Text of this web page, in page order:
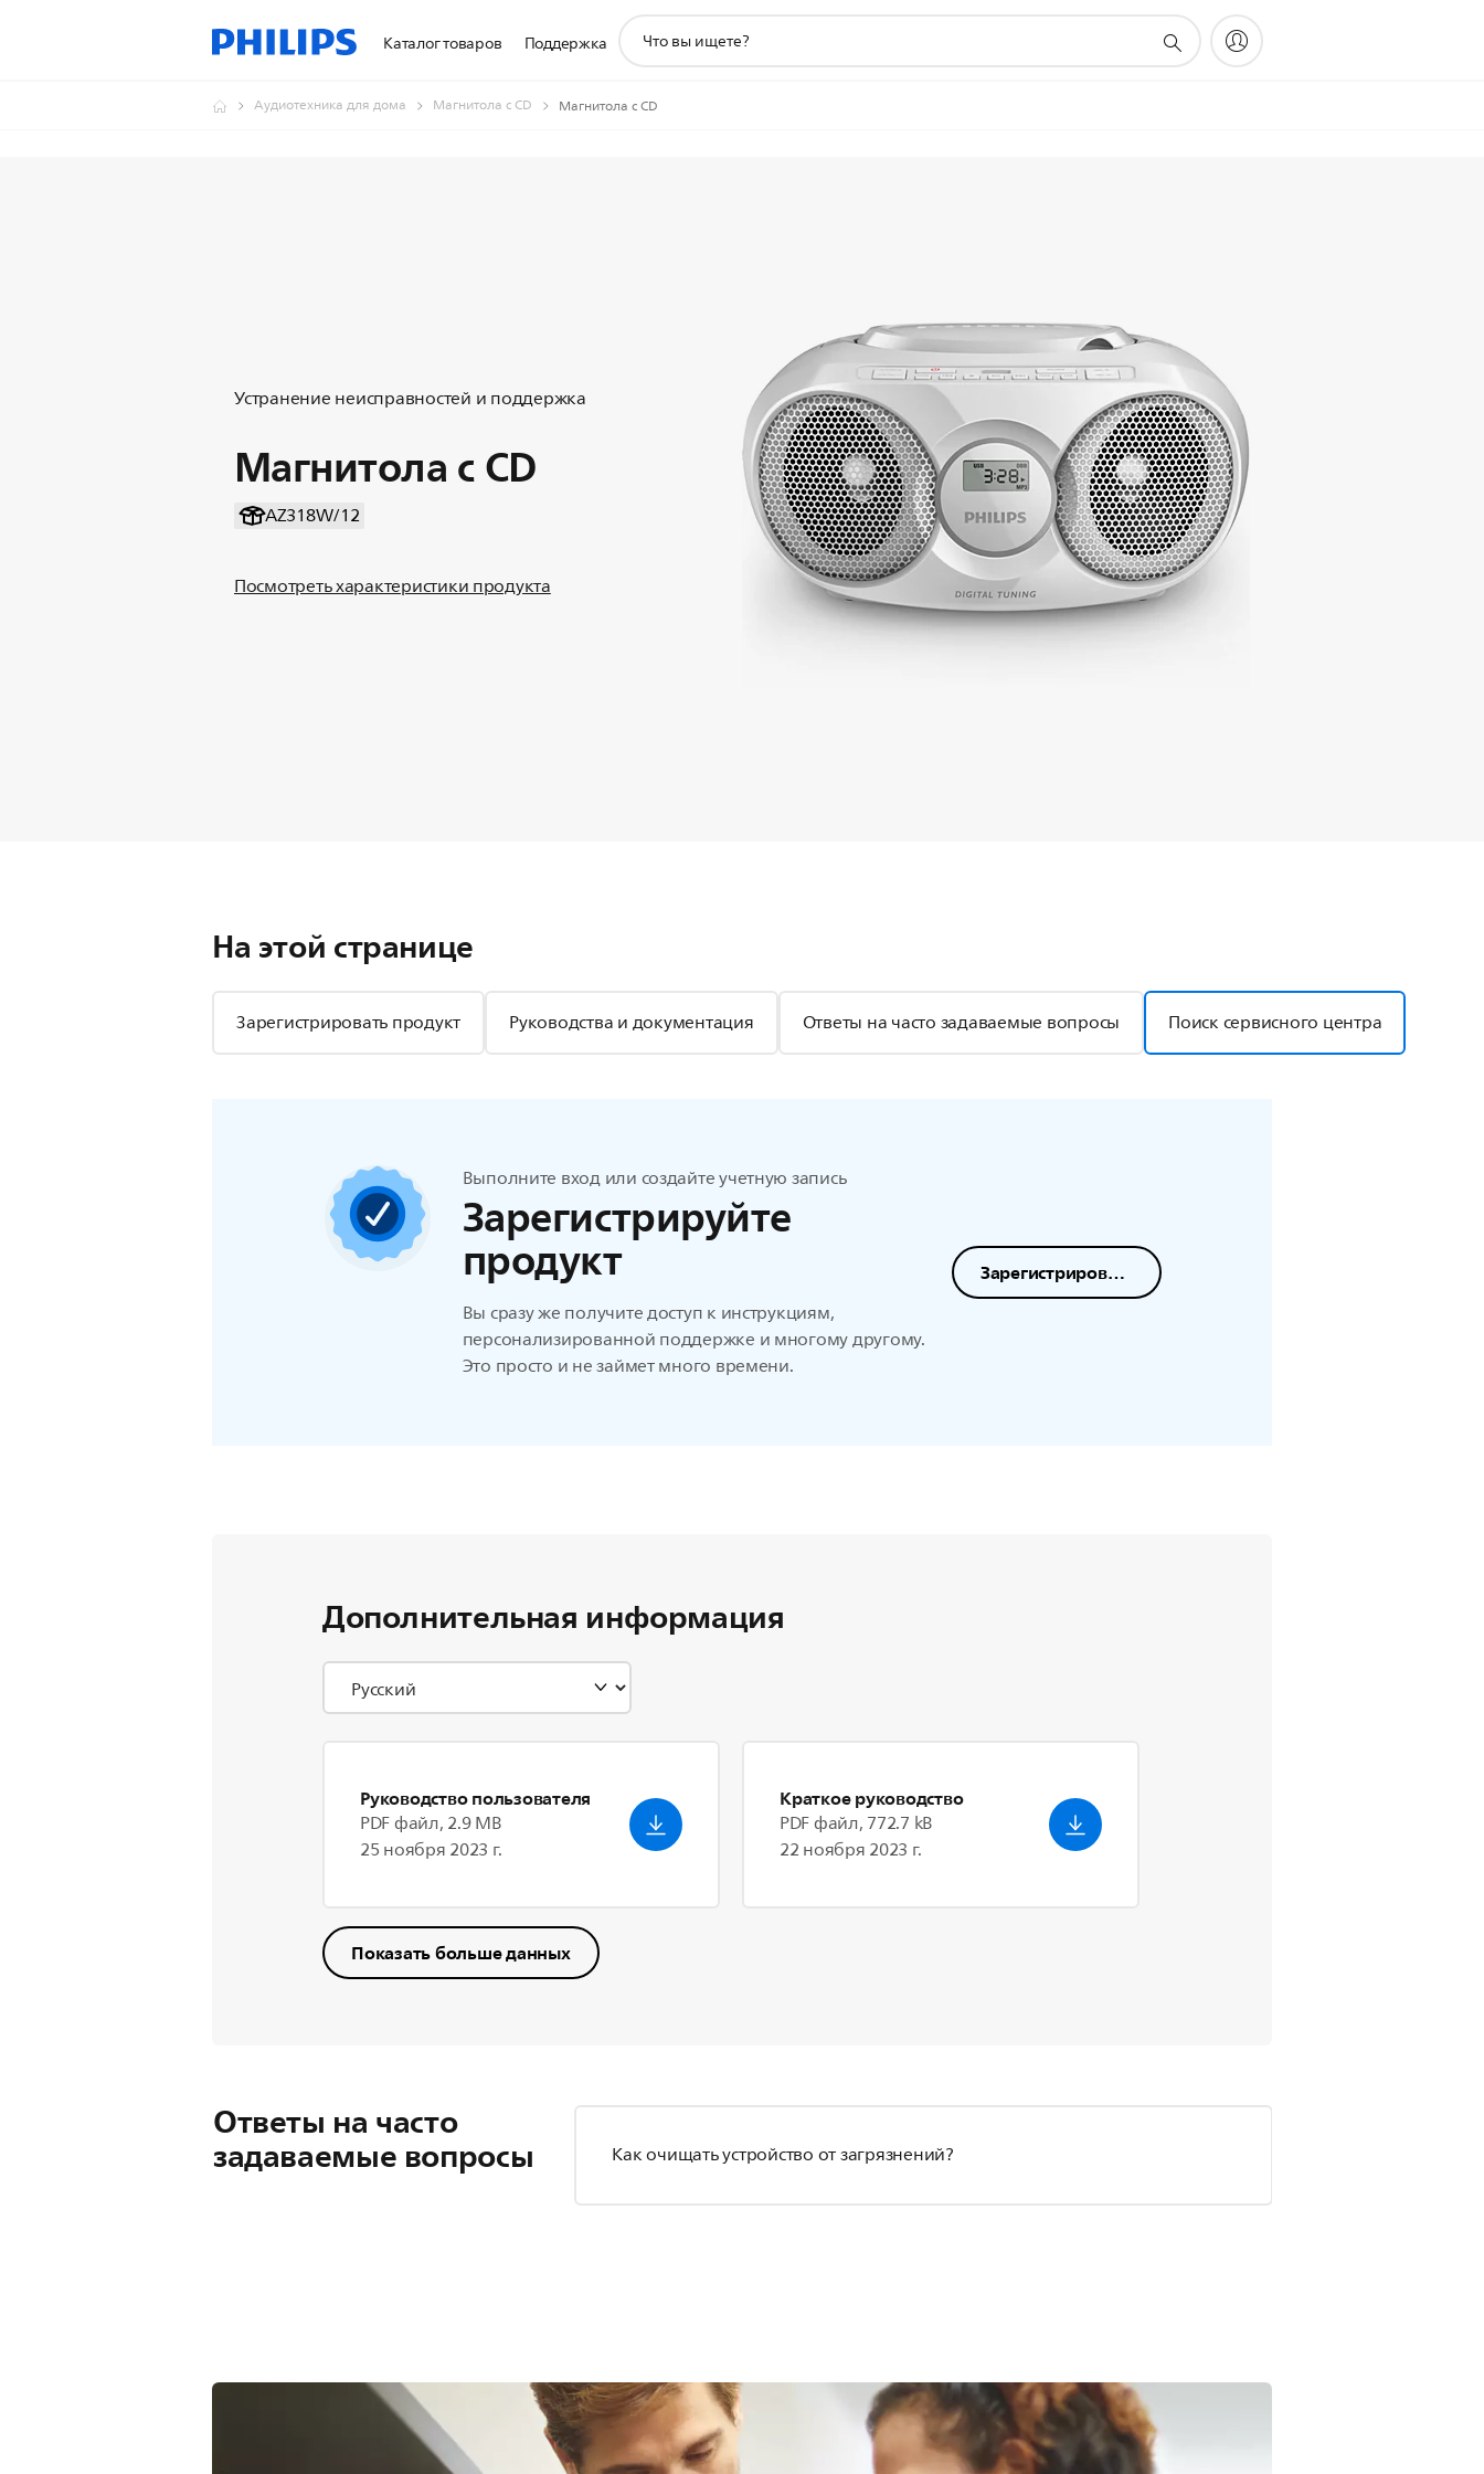
Каталог товаров Поддержка
поддержки
Аудиотехника для дома Магнитола с CD Магнитола с CD
Устранение неисправностей и поддержка
Магнитола с CD
AZ318W/12
Посмотреть характеристики продукта
На этой странице
Зарегистрировать продукт Руководства и документация Ответы на часто задаваемые вопросы Поиск сервисного центра
Выполните вход или создайте учетную запись
Зарегистрируйте
продукт
Вы сразу же получите доступ к инструкциям,
персонализированной поддержке и многому другому.
Это просто и не займет много времени.
Зарегистрировать
Дополнительная информация
Руководство пользователя
PDF файл, 2.9 MB
25 ноября 2023 г.
Краткое руководство
PDF файл, 772.7 kB
22 ноября 2023 г.
Показать больше данных
Ответы на часто
задаваемые вопросы Как очищать устройство от загрязнений?